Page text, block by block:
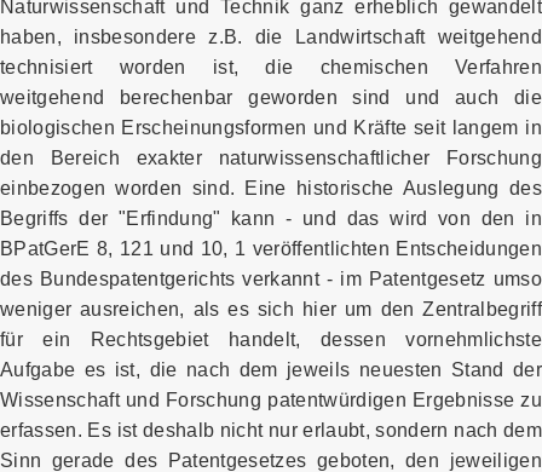
Naturwissenschaft und Technik ganz erheblich gewandelt
haben, insbesondere z.B. die Landwirtschaft weitgehend
technisiert worden ist, die chemischen Verfahren
weitgehend berechenbar geworden sind und auch die
biologischen Erscheinungsformen und Kräfte seit langem in
den Bereich exakter naturwissenschaftlicher Forschung
einbezogen worden sind. Eine historische Auslegung des
Begriffs der "Erfindung" kann - und das wird von den in
BPatGerE 8, 121 und 10, 1 veröffentlichten Entscheidungen
des Bundespatentgerichts verkannt - im Patentgesetz umso
weniger ausreichen, als es sich hier um den Zentralbegriff
für ein Rechtsgebiet handelt, dessen vornehmlichste
Aufgabe es ist, die nach dem jeweils neuesten Stand der
Wissenschaft und Forschung patentwürdigen Ergebnisse zu
erfassen. Es ist deshalb nicht nur erlaubt, sondern nach dem
Sinn gerade des Patentgesetzes geboten, den jeweiligen